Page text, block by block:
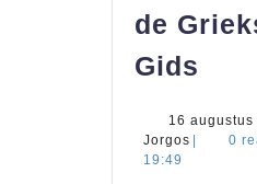
de
Gids
van
16 augustus
Jorgos Jorgos
| 0
19:49